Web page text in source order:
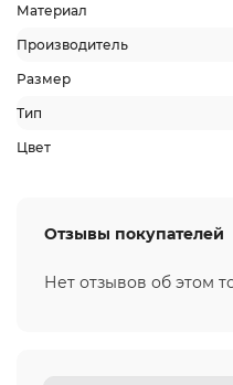
Материал
Производитель
Размер
Тип
Цвет
Отзывы покупателей
Нет отзывов об этом